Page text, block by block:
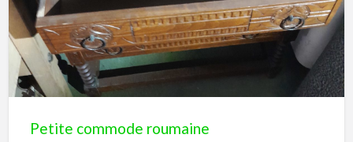
roumaine
Petite commode roumaine